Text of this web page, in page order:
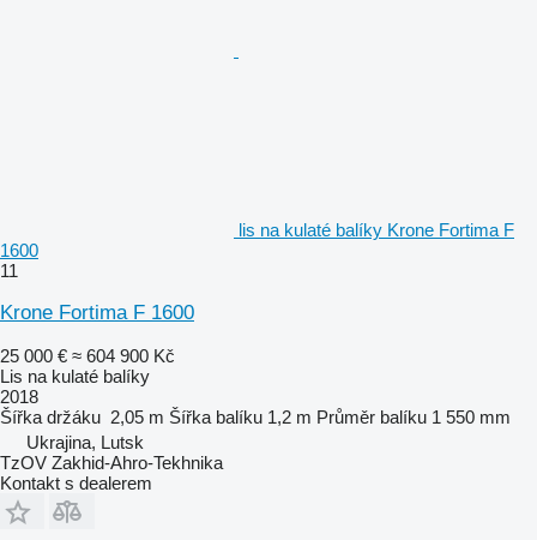
lis na kulaté balíky Krone Fortima F
1600
11
Krone Fortima F 1600
25 000 € ≈ 604 900 Kč
Lis na kulaté balíky
2018
Šířka držáku 2,05 m Šířka balíku 1,2 m Průměr balíku 1 550 mm
Ukrajina, Lutsk
TzOV Zakhid-Ahro-Tekhnika
Kontakt s dealerem